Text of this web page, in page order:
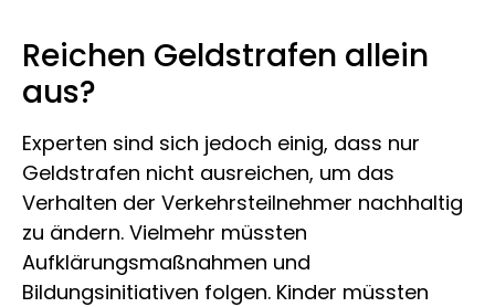
Reichen Geldstrafen allein
aus?
Experten sind sich jedoch einig, dass nur
Geldstrafen nicht ausreichen, um das
Verhalten der Verkehrsteilnehmer nachhaltig
zu ändern. Vielmehr müssten
Aufklärungsmaßnahmen und
Bildungsinitiativen folgen. Kinder müssten